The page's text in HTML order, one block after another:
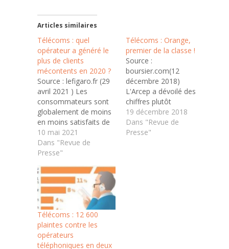
Articles similaires
Télécoms : quel
opérateur a généré le
plus de clients
mécontents en 2020 ?
Source : lefigaro.fr (29
avril 2021 ) Les
consommateurs sont
globalement de moins
en moins satisfaits de
leur opérateur, avec
une flambée de 37%
des alertes. Mais le
Plus 37%. Voici une
hausse dont les
opérateurs télécoms
se passeraient bien.
L'année dernière,
l'autorité de régulation
des télécoms…
10 mai 2021
Dans "Revue de
Presse"
Télécoms : Orange,
premier de la classe !
Source :
boursier.com(12
décembre 2018)
L'Arcep a dévoilé des
chiffres plutôt
défavorables pour
l'opérateur du groupe
Altice, et pas très
19 décembre 2018
Dans "Revue de
Presse"
Télécoms : 12 600
plaintes contre les
opérateurs
téléphoniques en deux